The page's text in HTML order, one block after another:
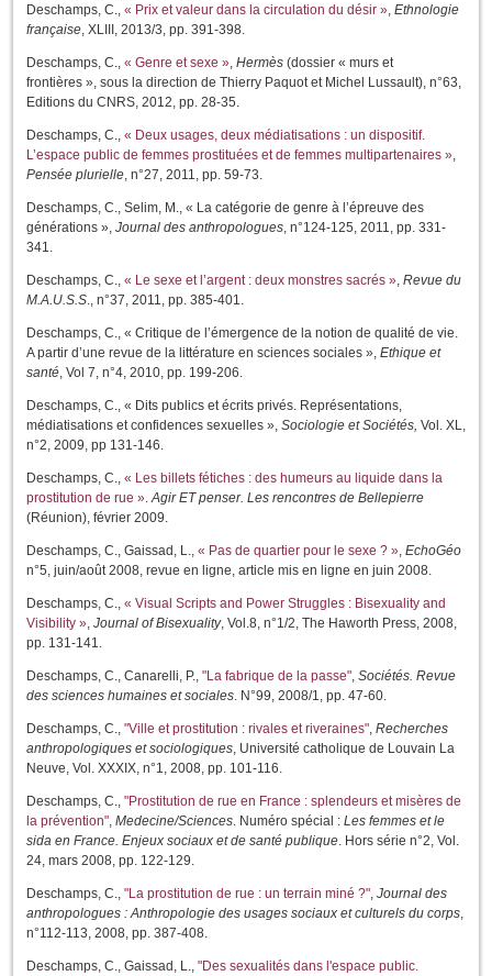
Deschamps, C., « Prix et valeur dans la circulation du désir », Ethnologie
française, XLIII, 2013/3, pp. 391-398.
Deschamps, C., « Genre et sexe », Hermès (dossier « murs et
frontières », sous la direction de Thierry Paquot et Michel Lussault), n°63,
Editions du CNRS, 2012, pp. 28-35.
Deschamps, C., « Deux usages, deux médiatisations : un dispositif.
L’espace public de femmes prostituées et de femmes multipartenaires »,
Pensée plurielle, n°27, 2011, pp. 59-73.
Deschamps, C., Selim, M., « La catégorie de genre à l’épreuve des
générations », Journal des anthropologues, n°124-125, 2011, pp. 331-
341.
Deschamps, C., « Le sexe et l’argent : deux monstres sacrés », Revue du
M.A.U.S.S., n°37, 2011, pp. 385-401.
Deschamps, C., « Critique de l’émergence de la notion de qualité de vie.
A partir d’une revue de la littérature en sciences sociales », Ethique et
santé, Vol 7, n°4, 2010, pp. 199-206.
Deschamps, C., « Dits publics et écrits privés. Représentations,
médiatisations et confidences sexuelles », Sociologie et Sociétés, Vol. XL,
n°2, 2009, pp 131-146.
Deschamps, C., « Les billets fétiches : des humeurs au liquide dans la
prostitution de rue ».Agir ET penser. Les rencontres de Bellepierre
(Réunion), février 2009.
Deschamps, C., Gaissad, L., « Pas de quartier pour le sexe ? », EchoGéo
n°5, juin/août 2008, revue en ligne, article mis en ligne en juin 2008.
Deschamps, C., « Visual Scripts and Power Struggles : Bisexuality and
Visibility », Journal of Bisexuality, Vol.8, n°1/2, The Haworth Press, 2008,
pp. 131-141.
Deschamps, C., Canarelli, P., "La fabrique de la passe", Sociétés. Revue
des sciences humaines et sociales. N°99, 2008/1, pp. 47-60.
Deschamps, C., "Ville et prostitution : rivales et riveraines", Recherches
anthropologiques et sociologiques, Université catholique de Louvain La
Neuve, Vol. XXXIX, n°1, 2008, pp. 101-116.
Deschamps, C., "Prostitution de rue en France : splendeurs et misères de
la prévention", Medecine/Sciences. Numéro spécial : Les femmes et le
sida en France. Enjeux sociaux et de santé publique. Hors série n°2, Vol.
24, mars 2008, pp. 122-129.
Deschamps, C., "La prostitution de rue : un terrain miné ?", Journal des
anthropologues : Anthropologie des usages sociaux et culturels du corps,
n°112-113, 2008, pp. 387-408.
Deschamps, C., Gaissad, L., "Des sexualités dans l'espace public.